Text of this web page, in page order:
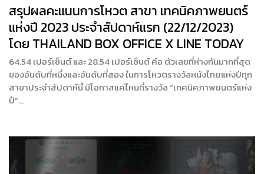
สรุปผลคะแนนการโหวต สาขา เทคนิคภาพยนตร์
แห่งปี 2023 ประจำสัปดาห์แรก (22/12/2023)
โดย THAILAND BOX OFFICE X LINE TODAY
64.54 เปอร์เซ็นต์ และ 28.54 เปอร์เซ็นต์ คือ ตัวเลขที่ห่างกันมากที่สุด
ของอันดับที่หนึ่งและอันดับที่สอง ในการโหวตรางวัลหนังไทยแห่งปีทุก
สาขาประจำสัปดาห์นี้ มีโอกาสแค่ไหนที่รางวัล “เทคนิคภาพยนตร์แห่ง
ปี”…